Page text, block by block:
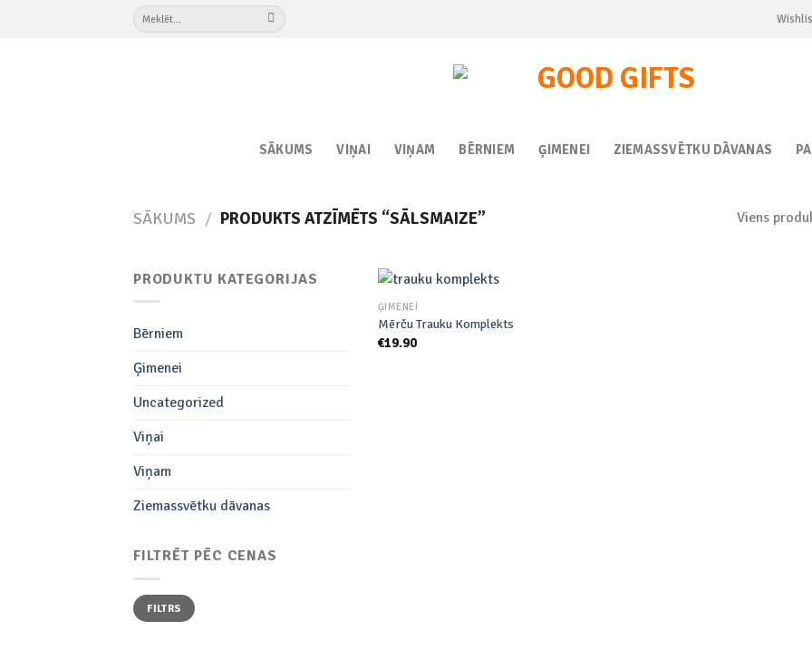
Meklēt:
SĀKUMS VIŅAI VIŅAM BĒRNIEM ĢIMENEI ZIEMASSVĒTKU DĀVANAS
SĀKUMS / PRODUKTS ATZĪMĒTS “SĀLSMAIZE” Viens
PRODUKTU KATEGORIJAS
Bērniem
Ģimenei
Uncategorized
Viņai
Viņam
Ziemassvētku dāvanas
FILTRĒT PĒC CENAS
Min.
cena
Maks.
cenaFILTRS
ĢIMENEI
Mērču Trauku Komplekts
€19.90